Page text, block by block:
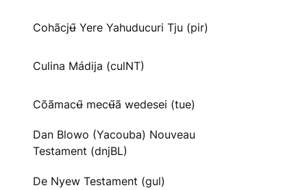
Cohãcjʉ̃ Yere Yahuducuri Tju (pir)
Culina Mádija (culNT)
Cõãmacʉ̃ mecʉ̃ã wedesei (tue)
Dan Blowo (Yacouba) Nouveau
Testament (dnjBL)
De Nyew Testament (gul)